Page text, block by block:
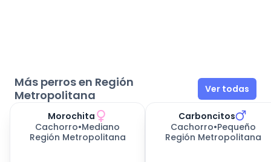
Más perros en Región
Metropolitana
Ver todas
Morochita
Cachorro•Mediano
Región Metropolitana
Carboncitos
Cachorro•Pequeño
Región Metropolitana